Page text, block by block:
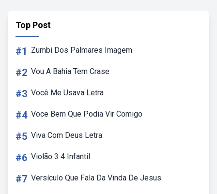
Top Post
#1 Zumbi Dos Palmares Imagem
#2 Vou A Bahia Tem Crase
#3 Você Me Usava Letra
#4 Voce Bem Que Podia Vir Comigo
#5 Viva Com Deus Letra
#6 Violão 3 4 Infantil
#7 Versículo Que Fala Da Vinda De Jesus